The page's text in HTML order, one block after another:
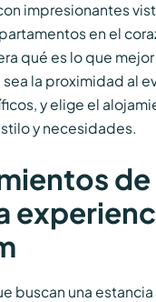
impresionantes
en el
qué es lo que
la proximidad al
y elige el
y necesidades.
buscan una